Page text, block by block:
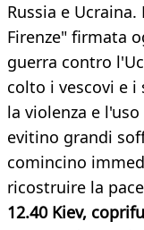
Russia e
Firenze" firmata
guerra contro
colto i vescovi e i
la violenza e
evitino grandi
comincino
ricostruire la
12.40 Kiev,